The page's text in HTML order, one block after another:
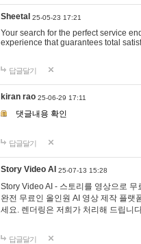
Sheetal 25-05-23 17:21
Your search for the perfect service
experience that guarantees total
답글달기
kiran rao 25-06-29 17:11
댓글내용 확인
답글달기
Story Video AI 25-07-13 15:28
Story Video AI - 스토리를 영상으로 무
완전 무료인 올인원 AI 영상 제작 플랫
세요. 렌더링은 저희가 처리해 드립니
답글달기